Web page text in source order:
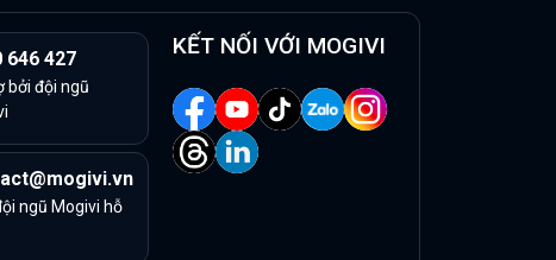
646 427
bởi đội ngũ
ngũ Mogivi hỗ
KẾT NỐI VỚI MOGIVI